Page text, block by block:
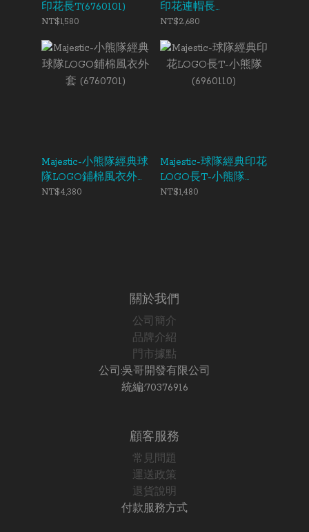
印花長T(6760101)
NT$1,580
印花連帽長
T(6760105)S
NT$2,680
Majestic-小熊隊經典球
隊LOGO鋪棉風衣外套
(6760701)
NT$4,380
Majestic-球隊經典印花
LOGO長T-小熊隊
(6960110)
NT$1,480
關於我們
公司簡介
品牌介紹
門市據點
公司:吳哥開發有限公司
統編:70376916
顧客服務
常見問題
運送政策
退貨說明
付款服務方式